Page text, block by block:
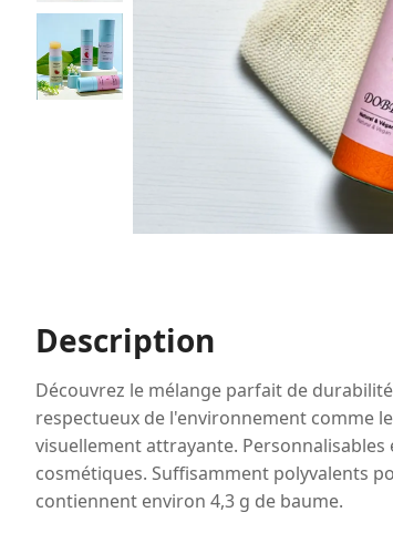
Description
Découvrez le mélange parfait de
respectueux de l'environnement comme
visuellement attrayante.
cosmétiques. Suffisamment polyvalents
contiennent environ 4,3 g de baume.